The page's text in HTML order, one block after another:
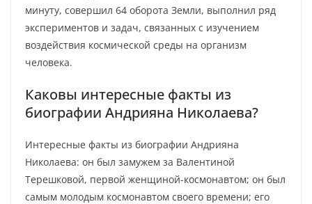
минуту, совершил 64 оборота Земли, выполнил ряд
экспериментов и задач, связанных с изучением
воздействия космической среды на организм
человека.
Каковы интересные факты из
биографии Андрияна Николаева?
Интересные факты из биографии Андрияна
Николаева: он был замужем за Валентиной
Терешковой, первой женщиной-космонавтом; он был
самым молодым космонавтом своего времени; его